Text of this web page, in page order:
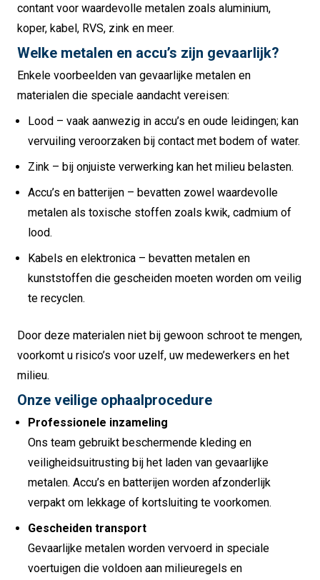
contant voor waardevolle metalen zoals aluminium,
koper, kabel, RVS, zink en meer.
Welke metalen en accu’s zijn gevaarlijk?
Enkele voorbeelden van gevaarlijke metalen en
materialen die speciale aandacht vereisen:
Lood – vaak aanwezig in accu’s en oude leidingen; kan
vervuiling veroorzaken bij contact met bodem of water.
Zink – bij onjuiste verwerking kan het milieu belasten.
Accu’s en batterijen – bevatten zowel waardevolle
metalen als toxische stoffen zoals kwik, cadmium of
lood.
Kabels en elektronica – bevatten metalen en
kunststoffen die gescheiden moeten worden om veilig
te recyclen.
Door deze materialen niet bij gewoon schroot te mengen,
voorkomt u risico’s voor uzelf, uw medewerkers en het
milieu.
Onze veilige ophaalprocedure
Professionele inzameling
Ons team gebruikt beschermende kleding en
veiligheidsuitrusting bij het laden van gevaarlijke
metalen. Accu’s en batterijen worden afzonderlijk
verpakt om lekkage of kortsluiting te voorkomen.
Gescheiden transport
Gevaarlijke metalen worden vervoerd in speciale
voertuigen die voldoen aan milieuregels en